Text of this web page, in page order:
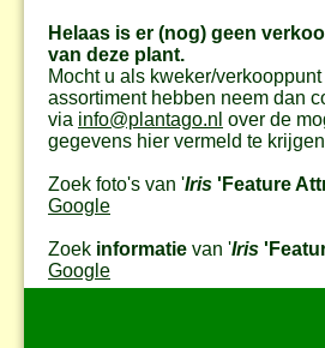
Helaas is er (nog) geen
van deze plant.
Mocht u als kweker/
assortiment hebben neem dan
via info@plantago.nl over de
gegevens hier vermeld te
Zoek foto's van 'Iris 'Feature
Google
Zoek informatie van 'Iris
Google